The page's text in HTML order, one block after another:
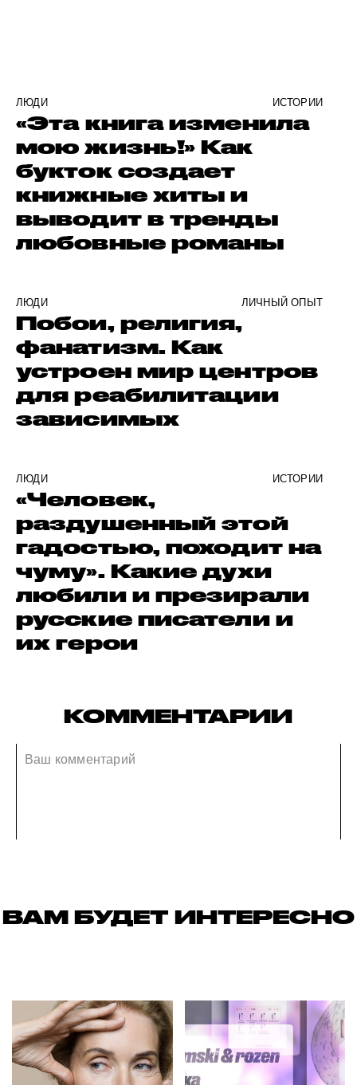
ЛЮДИ ИСТОРИИ
«Эта книга изменила
мою жизнь!» Как
букток создает
книжные хиты и
выводит в тренды
любовные романы
ЛЮДИ ЛИЧНЫЙ ОПЫТ
Побои, религия,
фанатизм. Как
устроен мир центров
для реабилитации
зависимых
ЛЮДИ ИСТОРИИ
«Человек,
раздушенный этой
гадостью, походит на
чуму». Какие духи
любили и презирали
русские писатели и
их герои
КОММЕНТАРИИ
ВАМ БУДЕТ ИНТЕРЕСНО